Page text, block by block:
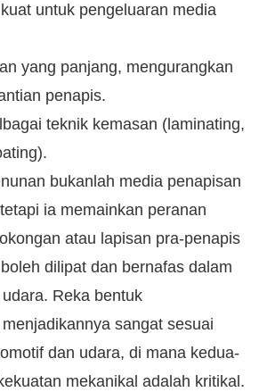
untuk pengeluaran media
yang panjang, mengurangkan
penapis.
teknik kemasan (laminating,
bukanlah media penapisan
ia memainkan peranan
atau lapisan pra-penapis
dilipat dan bernafas dalam
Reka bentuk
sangat sesuai
dan udara, di mana kedua-
mekanikal adalah kritikal.